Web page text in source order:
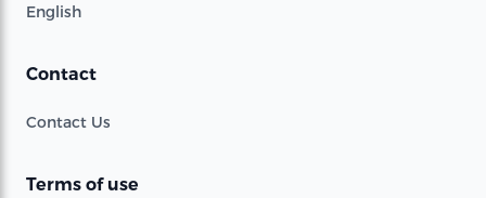
English
Contact
Contact Us
Terms of use